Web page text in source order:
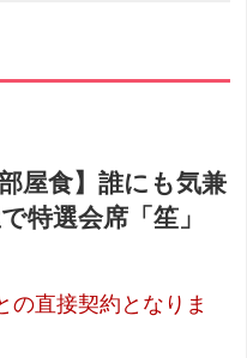
部屋食】誰にも気兼
特選会席「笙」
の直接契約となりま